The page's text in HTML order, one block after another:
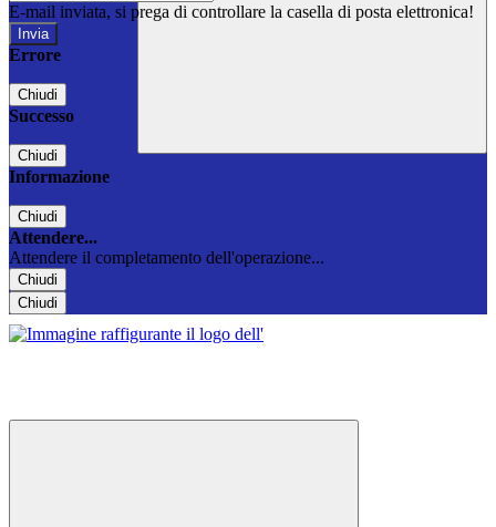
E-mail inviata, si prega di controllare la casella di posta elettronica!
Errore
Chiudi
Successo
Chiudi
Informazione
Chiudi
Attendere...
Attendere il completamento dell'operazione...
Chiudi
Chiudi